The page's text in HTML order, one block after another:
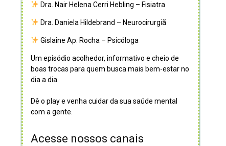
Dra. Nair Helena Cerri Hebling – Fisiatra
Dra. Daniela Hildebrand – Neurocirurgiã
Gislaine Ap. Rocha – Psicóloga
Um episódio acolhedor, informativo e cheio de
boas trocas para quem busca mais bem-estar no
dia a dia.
Dê o play e venha cuidar da sua saúde mental
com a gente.
Acesse nossos canais